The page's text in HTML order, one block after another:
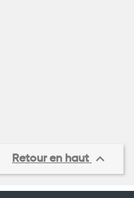
Retour en haut 